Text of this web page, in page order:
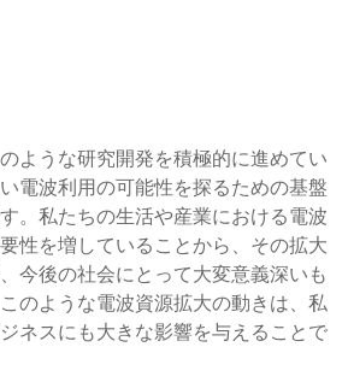
ような研究開発を積極的に進めてい
電波利用の可能性を探るための基盤
。私たちの生活や産業における電波
性を増していることから、その拡大
今後の社会にとって大変意義深いも
のような電波資源拡大の動きは、私
ネスにも大きな影響を与えることで